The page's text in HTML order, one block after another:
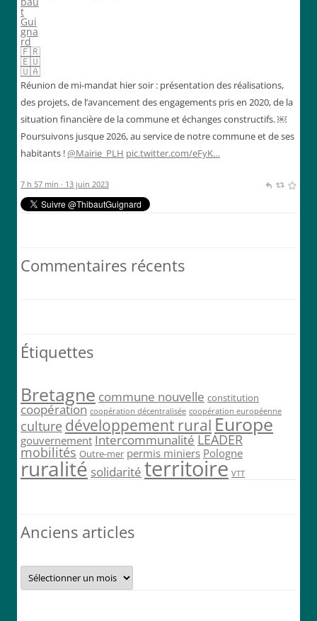
Réunion de mi-mandat hier soir : présentation des réalisations,
des projets, de l’avancement des engagements pris en 2020, de la
situation financière de la commune et échanges constructifs. ￼
Poursuivons jusque 2026, au service de notre commune et de ses
habitants !@Mairie_PLH pic.twitter.com/eFyK…
7 h 57 min · 13 juin 2023
Commentaires récents
Étiquettes
Bretagne commune nouvelle constitution
coopération coopération décentralisée coopération européenne
culture développement rural Europe
gouvernement Intercommunalité LEADER
mobilités Outre-mer permis miniers Pologne
ruralité solidarité territoire VTT
Anciens articles
Anciens
articles